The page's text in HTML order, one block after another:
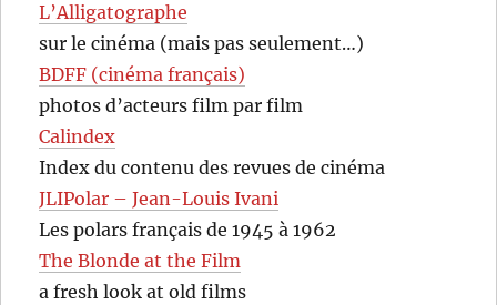
L’Alligatographe
sur le cinéma (mais pas seulement…)
BDFF (cinéma français)
photos d’acteurs film par film
Calindex
Index du contenu des revues de cinéma
JLIPolar – Jean-Louis Ivani
Les polars français de 1945 à 1962
The Blonde at the Film
a fresh look at old films